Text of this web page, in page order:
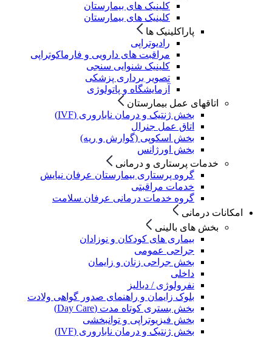
کلینیک های بیمارستان
کلینیک های بیمارستان
پاراکلینیک ها
رادیوتراپی
مراقبت های دارویی و فارماکوتراپی
کلینیک شنوایی سنجی
تصویر برداری پزشکی
آزمایشگاه و پاتولوژی
اتاقهای عمل بیمارستان
بخش ژنتیک و درمان ناباروری (IVF)
اتاق عمل جنرال
بخش اسکوپی (گوارش و ریه)
بخش اورژانس
خدمات پرستاری و درمانی
گروه پرستاری بیمارستان عرفان نیایش
خدمات مراقبتی
گروه خدمات درمانی عرفان سلامت
امکانات درمانی
بخش های بالینی
بیماری های کودکان و نوزادان
جراحی عمومی
بخش جراحی زنان و زایمان
داخلی
نفرولوژی / دیالیز
بلوک زایمان و راهنمای صدور گواهی ولادت
بخش بستری کوتاه مدت (Day Care)
بخش فیزیوتراپی و توانبخشی
بخش ژنتیک و درمان ناباروری (IVF)